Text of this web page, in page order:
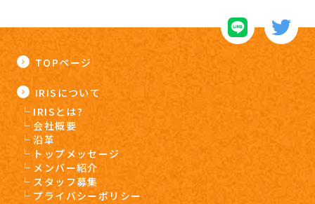
TOPページ
IRISについて
IRISとは?
会社概要
沿革
トップメッセージ
メンバー紹介
スタッフ募集
プライバシーポリシー